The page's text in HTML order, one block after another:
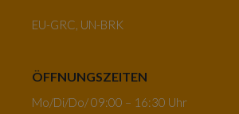
EU-GRC, UN-BRK
ÖFFNUNGSZEITEN
Mo/Di/Do/ 09:00 – 16:30 Uhr